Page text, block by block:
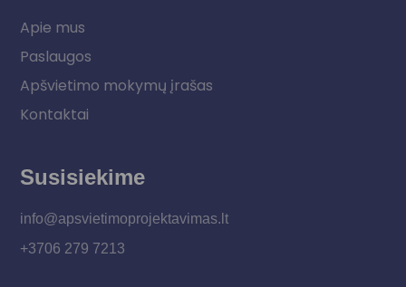
Apie mus
Paslaugos
Apšvietimo mokymų įrašas
Kontaktai
Susisiekime
info@apsvietimoprojektavimas.lt
+3706 279 7213